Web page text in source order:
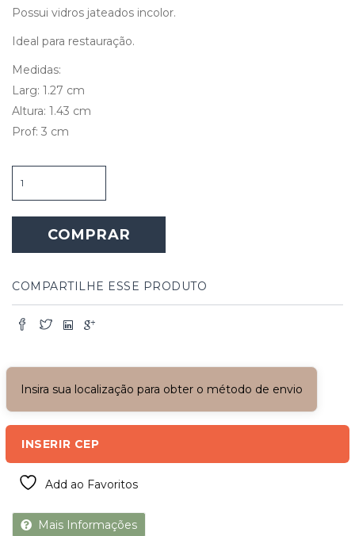
Possui vidros jateados incolor.
Ideal para restauração.
Medidas:
Larg: 1.27 cm
Altura: 1.43 cm
Prof: 3 cm
Dupla
com
Vidros
Kiara
COMPRAR
COMPARTILHE ESSE PRODUTO
Insira sua localização para obter o método de envio
INSERIR CEP
Add ao Favoritos
Mais Informações